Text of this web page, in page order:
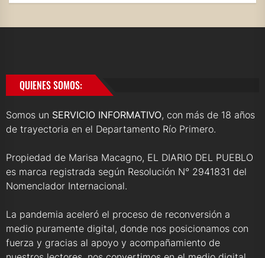
QUIENES SOMOS:
Somos un SERVICIO INFORMATIVO, con más de 18 años
de trayectoria en el Departamento Río Primero.
Propiedad de Marisa Macagno, EL DIARIO DEL PUEBLO
es marca registrada según Resolución N° 2941831 del
Nomenclador Internacional.
La pandemia aceleró el proceso de reconversión a
medio puramente digital, donde nos posicionamos con
fuerza y gracias al apoyo y acompañamiento de